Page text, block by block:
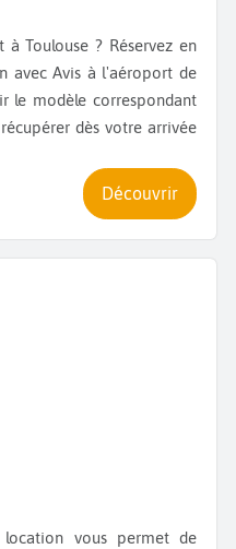
à Toulouse ? Réservez en
avec Avis à l'aéroport de
le modèle correspondant
dès votre arrivée
Découvrir
vous permet de